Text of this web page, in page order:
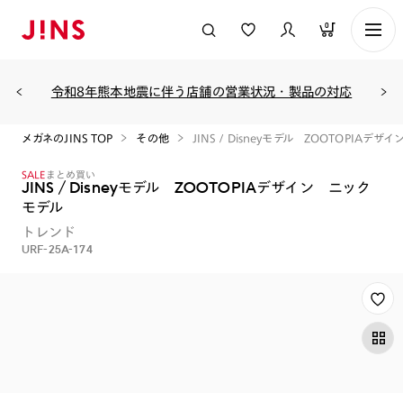
0
令和8年熊本地震に伴う店舗の営業状況・製品の対応
メガネのJINS TOP その他 JINS / Disneyモデル ZOOTOPIAデザイ
SALE まとめ買い
JINS / Disneyモデル ZOOTOPIAデザイン ニック
モデル
トレンド
URF-25A-174